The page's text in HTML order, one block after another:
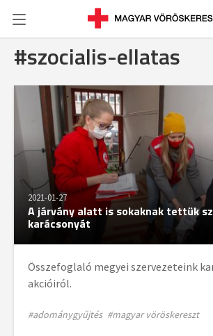
#szocialis-ellatas
2021-01-27
A járvány alatt is sokaknak tettük
karácsonyát
Összefoglaló megyei szervezeteink
akcióiról.
#adománygyűjtés #magyar vöröskereszt